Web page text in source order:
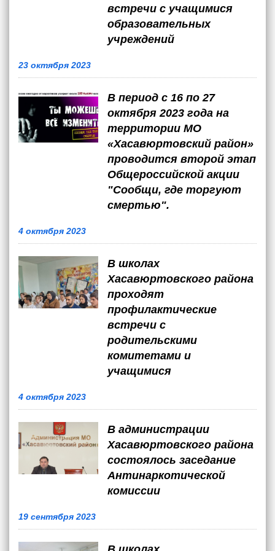
встречи с учащимися
образовательных
учреждений
23 октября 2023
В период с 16 по 27
октября 2023 года на
территории МО
«Хасавюртовский район»
проводится второй этап
Общероссийской акции
"Сообщи, где торгуют
смертью".
4 октября 2023
В школах
Хасавюртовского района
проходят
профилактические
встречи с
родительскими
комитетами и
учащимися
4 октября 2023
В администрации
Хасавюртовского района
состоялось заседание
Антинаркотической
комиссии
19 сентября 2023